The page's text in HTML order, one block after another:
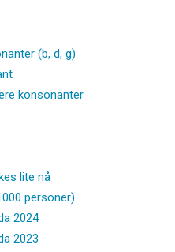
(b, d, g)
konsonanter
lite nå
personer)
2024
2023